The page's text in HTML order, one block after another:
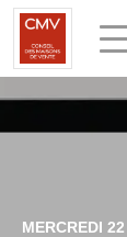
MERCREDI
Panneau de gestion